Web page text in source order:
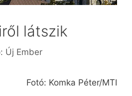
látszik
Új Ember
Fotó: Komka Péter/MTI